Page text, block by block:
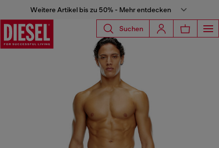
Weitere Artikel bis zu 50% - Mehr entdecken
Suchen